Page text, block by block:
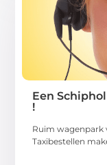
Een
!
Ruim wagenpark
Taxibestellen